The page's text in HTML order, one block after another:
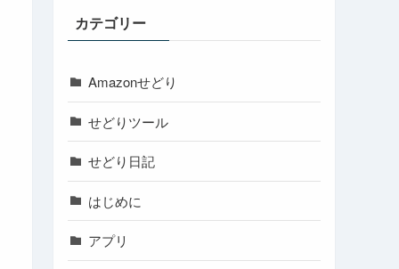
カテゴリー
Amazonせどり
せどりツール
せどり日記
はじめに
アプリ